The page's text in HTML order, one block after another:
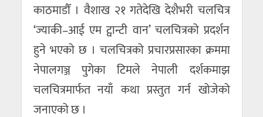
काठमाडौँ । वैशाख २१ गतेदेखि देशैभरी चलचित्र
‘ज्याकी–आई एम ट्वान्टी वान’ चलचित्रको प्रदर्शन
हुने भएको छ । चलचित्रको प्रचारप्रसारका क्रममा
नेपालगञ्ज पुगेका टिमले नेपाली दर्शकमाझ
चलचित्रमार्फत नयाँ कथा प्रस्तुत गर्न खोजेको
जनाएको छ ।